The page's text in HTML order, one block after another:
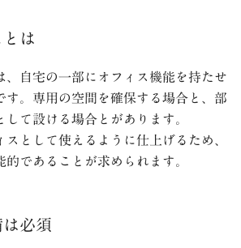
は
、自宅の一部にオフィス機能を持たせ
。 専用の空間を確保する場合と、部
て設ける場合とがあります。
スとして使えるように仕上げるため、
であることが求められます。
必須